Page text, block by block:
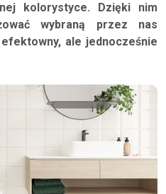
kolorystyce. Dzięki nim
wybraną przez nas
ale jednocześnie